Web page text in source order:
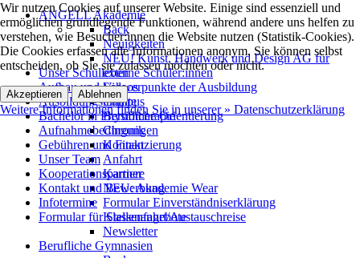
ANGELL Akademie
Back
Neuigkeiten
NEU! Kunst, Handwerk und Design AG für
externe Schüler:innen
Videos
Campus
Berufliche Orientierung
Chronik
Kontakt
Anfahrt
Karriere
NEU: Akademie Wear
Formular Einverständniserklärung
Klassenfahrt/Austauschreise
Newsletter
Berufliche Gymnasien
Unser Schulleben
Aufbau und Schwerpunkte der Ausbildung
Ausbildungsinhalte
Bachelor in Physiotherapie
Aufnahmebedingungen
Gebühren und Finanzierung
Unser Team
Kooperationspartner
Kontakt und Bewerbung
Infotermine
Formular für Stellenangebote
Wir nutzen Cookies auf unserer Website. Einige sind essenziell und
ermöglichen grundlegende Funktionen, während andere uns helfen zu
verstehen, wie Besucher:innen die Website nutzen (Statistik-Cookies).
Die Cookies erfassen alle Informationen anonym. Sie können selbst
entscheiden, ob Sie sie zulassen möchten oder nicht.
Akzeptieren Ablehnen
Weitere Informationen finden Sie in unserer » Datenschutzerklärung